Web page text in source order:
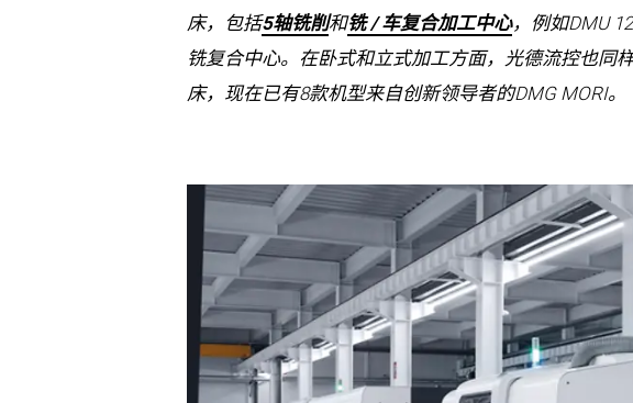
床，包括5轴铣削和铣 / 车复合加工中心，例如DMU
铣复合中心。在卧式和立式加工方面，光德流控也同
床，现在已有8款机型来自创新领导者的DMG MORI。